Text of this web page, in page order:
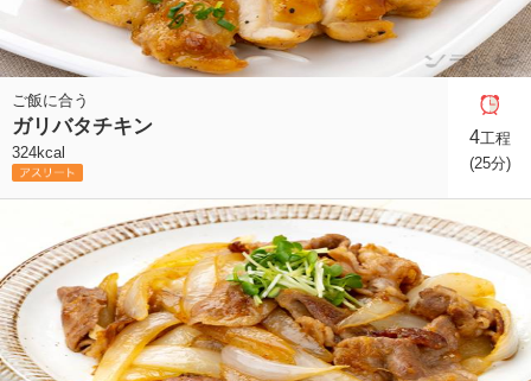
ご飯に合う
ガリバタチキン
324kcal
4工程
(25分)